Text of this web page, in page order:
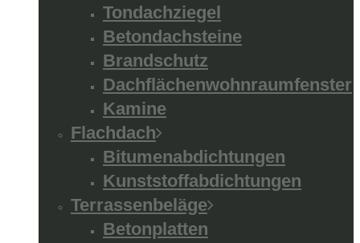
Tondachziegel
Betondachsteine
Brandschutz
Dachflächenwohnraumfenster
Kamine
Flachdach
Bitumenabdichtungen
Kunststoffabdichtungen
Terrassenbeläge
Betonplatten